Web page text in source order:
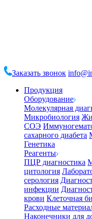
Заказать звонок
Продукция
Оборудование
Молекулярная
Микробиология
СОЭ
сахарного диабета
Генетика
Реагенты
ПЦР диагностика
цитология
серология
инфекции
крови Клеточная
Расходные
Наконечники для